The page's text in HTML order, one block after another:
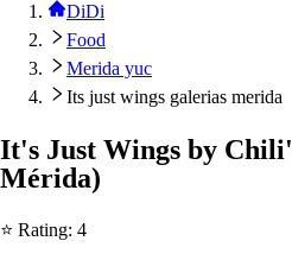
DiDi
Food
Merida yuc
Its just wings galerias merida
It's Just Wings by Chili'
Mérida)
⭐ Rating: 4